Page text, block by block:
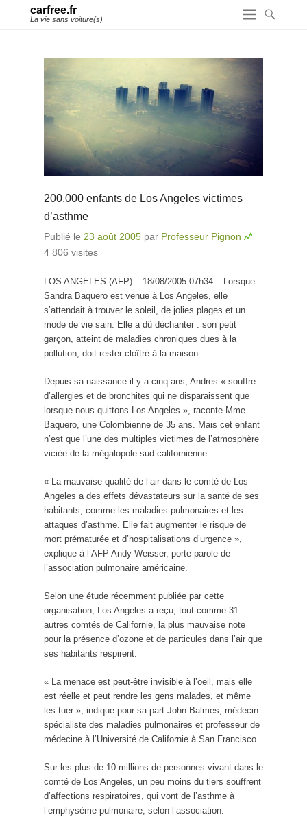
carfree.fr
La vie sans voiture(s)
200.000 enfants de Los Angeles victimes
d’asthme
Publié le 23 août 2005 par Professeur Pignon
4 806 visites
LOS ANGELES (AFP) – 18/08/2005 07h34 – Lorsque
Sandra Baquero est venue à Los Angeles, elle
s’attendait à trouver le soleil, de jolies plages et un
mode de vie sain. Elle a dû déchanter : son petit
garçon, atteint de maladies chroniques dues à la
pollution, doit rester cloîtré à la maison.
Depuis sa naissance il y a cinq ans, Andres « souffre
d’allergies et de bronchites qui ne disparaissent que
lorsque nous quittons Los Angeles », raconte Mme
Baquero, une Colombienne de 35 ans. Mais cet enfant
n’est que l’une des multiples victimes de l’atmosphère
viciée de la mégalopole sud-californienne.
« La mauvaise qualité de l’air dans le comté de Los
Angeles a des effets dévastateurs sur la santé de ses
habitants, comme les maladies pulmonaires et les
attaques d’asthme. Elle fait augmenter le risque de
mort prématurée et d’hospitalisations d’urgence »,
explique à l’AFP Andy Weisser, porte-parole de
l’association pulmonaire américaine.
Selon une étude récemment publiée par cette
organisation, Los Angeles a reçu, tout comme 31
autres comtés de Californie, la plus mauvaise note
pour la présence d’ozone et de particules dans l’air que
ses habitants respirent.
« La menace est peut-être invisible à l’oeil, mais elle
est réelle et peut rendre les gens malades, et même
les tuer », indique pour sa part John Balmes, médecin
spécialiste des maladies pulmonaires et professeur de
médecine à l’Université de Californie à San Francisco.
Sur les plus de 10 millions de personnes vivant dans le
comté de Los Angeles, un peu moins du tiers souffrent
d’affections respiratoires, qui vont de l’asthme à
l’emphysème pulmonaire, selon l’association.